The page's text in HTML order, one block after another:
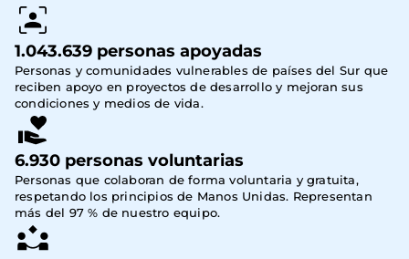
1.043.639 personas apoyadas
Personas y comunidades vulnerables de países del Sur que
reciben apoyo en proyectos de desarrollo y mejoran sus
condiciones y medios de vida.
6.930 personas voluntarias
Personas que colaboran de forma voluntaria y gratuita,
respetando los principios de Manos Unidas. Representan
más del 97 % de nuestro equipo.